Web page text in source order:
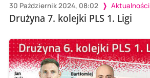
30 Październik 2024, 08:02 Aktualności
Drużyna 7. kolejki PLS 1. Ligi